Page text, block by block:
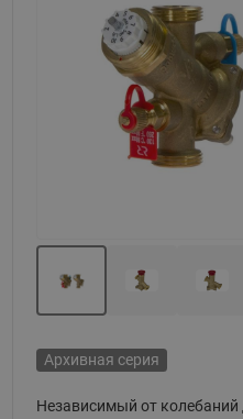
Архивная серия
Независимый от колебаний